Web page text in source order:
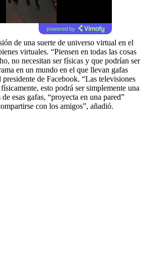
powered by
de una suerte de universo virtual en el
virtuales. “Piensen en todas las cosas
no necesitan ser físicas y que podrían ser
en un mundo en el que llevan gafas
de Facebook. “Las televisiones
esto podrá ser simplemente una
esas gafas, “proyecta en una pared”
con los amigos”, añadió.